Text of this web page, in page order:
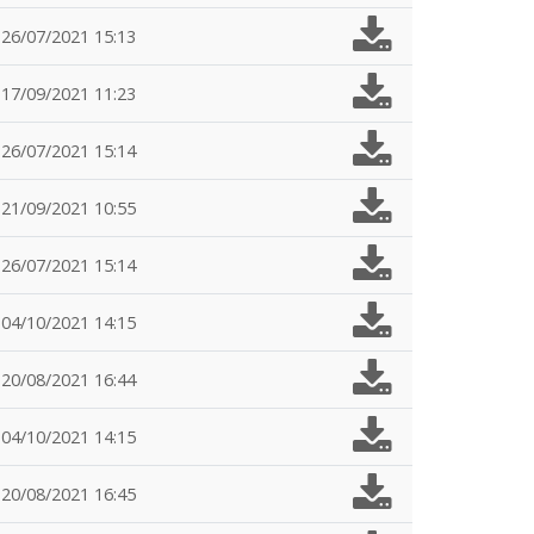
26/07/2021 15:13
17/09/2021 11:23
26/07/2021 15:14
21/09/2021 10:55
26/07/2021 15:14
04/10/2021 14:15
20/08/2021 16:44
04/10/2021 14:15
20/08/2021 16:45